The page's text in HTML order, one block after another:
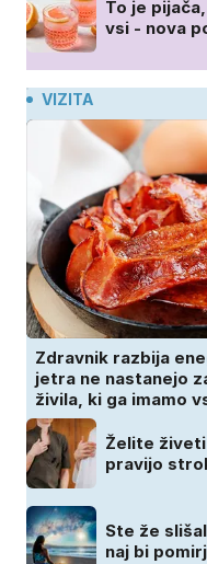
To je
vsi - nova
VIZITA
Zdravnik razbija
jetra ne nastanejo
živila, ki ga imamo
Želite
pravijo
Ste že
naj bi